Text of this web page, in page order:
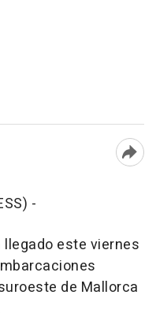
-
este viernes
de Mallorca